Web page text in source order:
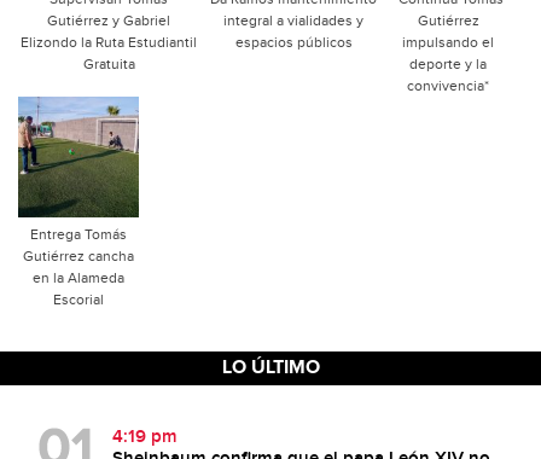
Gutiérrez y Gabriel
Elizondo la Ruta Estudiantil
Gratuita
integral a vialidades y
espacios públicos
Gutiérrez
impulsando el
deporte y la
convivencia*
Entrega Tomás
Gutiérrez cancha
en la Alameda
Escorial
LO ÚLTIMO
4:19 pm